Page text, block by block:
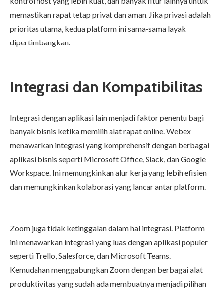
memastikan rapat tetap privat dan aman. Jika privasi adalah
prioritas utama, kedua platform ini sama-sama layak
dipertimbangkan.
Integrasi dan Kompatibilitas
Integrasi dengan aplikasi lain menjadi faktor penentu bagi
banyak bisnis ketika memilih alat rapat online. Webex
menawarkan integrasi yang komprehensif dengan berbagai
aplikasi bisnis seperti Microsoft Office, Slack, dan Google
Workspace. Ini memungkinkan alur kerja yang lebih efisien
dan memungkinkan kolaborasi yang lancar antar platform.
Zoom juga tidak ketinggalan dalam hal integrasi. Platform
ini menawarkan integrasi yang luas dengan aplikasi populer
seperti Trello, Salesforce, dan Microsoft Teams.
Kemudahan menggabungkan Zoom dengan berbagai alat
produktivitas yang sudah ada membuatnya menjadi pilihan